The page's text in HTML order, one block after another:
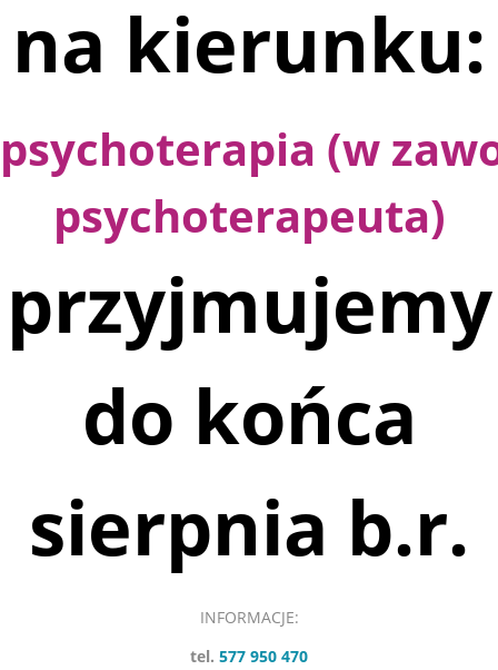
na kierunku:
psychoterapia (w
psychoterapeuta)
przyjmujemy
do końca
sierpnia b.r.
INFORMACJE:
tel. 577 950 470